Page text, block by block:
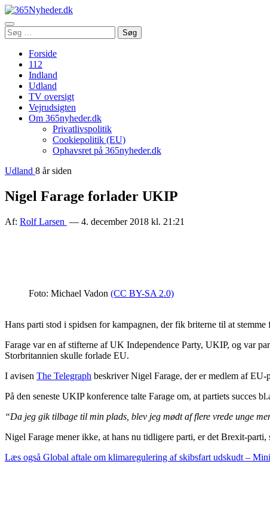
Åbn
menu
Søg
efter:
Søg
Forside
112
Indland
Udland
TV oversigt
Vejrudsigten
Om 365nyheder.dk
Privatlivspolitik
Cookiepolitik (EU)
Ophavsret på 365nyheder.dk
Udland 8 år siden
Nigel Farage forlader UKIP
Af: Rolf Larsen — 4. december 2018 kl. 21:21
Foto: Michael Vadon (CC BY-SA 2.0)
Hans parti stod i spidsen for kampagnen, der fik briterne til at
Farage var en af stifterne af UK Independence Party, UKIP, og var
Storbritannien skulle forlade EU.
I avisen The Telegraph beskriver Nigel Farage, der er medlem af
På den seneste UKIP konference talte Farage om, at partiets succes
“Da jeg gik tilbage til min plads, blev jeg mødt af flere vrede unge
Nigel Farage mener ikke, at hans nu tidligere parti, er det Brexit-
Læs også Global aftale om klimaregulering af skibsfart udskudt –